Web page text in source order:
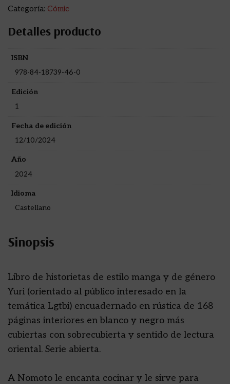
Categoría: Cómic
Detalles producto
ISBN
978-84-18739-46-0
Edición
1
Fecha de edición
12/10/2024
Año
2024
Idioma
Castellano
Sinopsis
Libro de historietas de estilo manga y de género
Yuri (orientado al público interesado en la
temática Lgtbi) encuadernado en rústica de 168
páginas interiores en blanco y negro más
cubiertas con sobrecubierta y sentido de lectura
oriental. Serie abierta.
A Nomoto le encanta cocinar y le sirve para